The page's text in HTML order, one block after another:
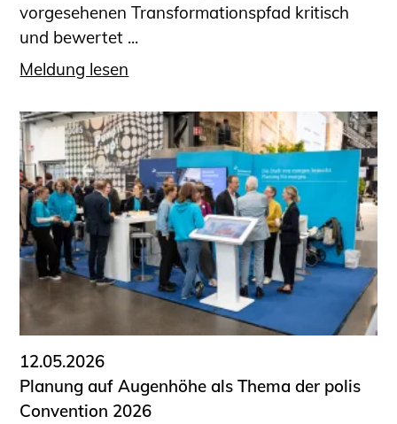
vorgesehenen Transformationspfad kritisch
und bewertet ...
Meldung lesen
12.05.2026
Planung auf Augenhöhe als Thema der polis
Convention 2026